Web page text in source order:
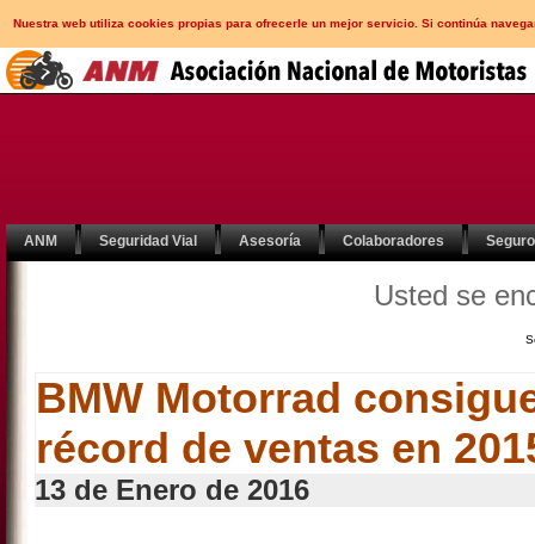
Nuestra web utiliza cookies propias para ofrecerle un mejor servicio. Si continúa
ANM Seguridad Vial Asesoría Colaboradores
Usted se
BMW Motorrad
récord de ventas en
13 de Enero de 2016